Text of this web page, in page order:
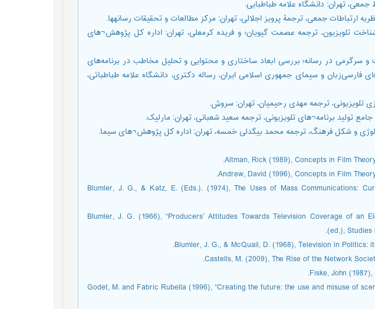
(1384)، راهنمای شناخت تلویزیون، ترجمه عصمت گیویان؛ و فریده کرمعلی، تهران: اداره کل پژوهش¬های
سیاست و سرگرمی در رسانه؛ بررسی ابعاد ساختاری و محتوایی و تحلیل مخاطب در برنامه‌های
فارسی‌زبان و سیمای جمهوری اسلامی ایران، رساله دکتری، دانشگاه علامه طباطبائی،
Altman, Rick (1989), Concepts in Film
Andrew, David (1996), Concepts in Film
Blumler, J. G., & Katz, E. (Eds.). (1974), The Uses of Mass Communications:
Blumler, J. G. (1966), “Producers’ Attitudes Towards Television Coverage of an
(ed.), Studies
Blumler, J. G., & McQuail, D. (1968), Television in Politics:
Castells, M. (2009), The Rise of the Network
Fiske, John
Godet, M. and Fabric Rubella (1996), “Creating the future: the use and misuse of